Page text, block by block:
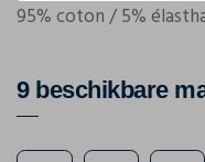
95% coton / 5%
9 beschikbare